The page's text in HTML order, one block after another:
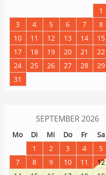
1
3
4 5 6 7 8
10
11 12 13 14 15
17
18 19 20 21 22
24
25 26 27 28 29
31
SEPTEMBER 2026
Mo Di Mi Do Fr Sa
1 2 3 4 5
7
8 9 10 11 12